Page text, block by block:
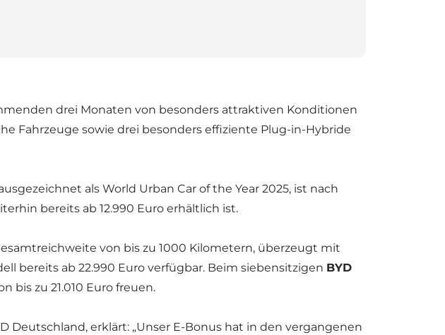
drei Monaten von besonders attraktiven Konditionen
Fahrzeuge sowie drei besonders effiziente Plug-in-Hybride
als World Urban Car of the Year 2025, ist nach
bereits ab 12.990 Euro erhältlich ist.
von bis zu 1000 Kilometern, überzeugt mit
bereits ab 22.990 Euro verfügbar. Beim siebensitzigen BYD
bis zu 21.010 Euro freuen.
Deutschland, erklärt: „Unser E-Bonus hat in den vergangenen